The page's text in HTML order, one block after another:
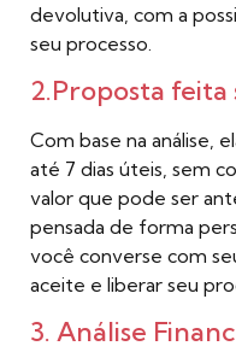
devolutiva, com a
seu processo.
2.Proposta feita
Com base na análise,
até 7 dias úteis, sem
valor que pode ser
pensada de forma
você converse com
aceite e liberar seu
3. Análise